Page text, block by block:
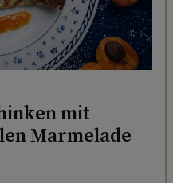
mit
Marmelade